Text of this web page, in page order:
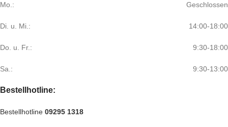
Mo.: Geschlossen
Di. u. Mi.: 14:00-18:00
Do. u. Fr.: 9:30-18:00
Sa.: 9:30-13:00
Bestellhotline:
Bestellhotline 09295 1318